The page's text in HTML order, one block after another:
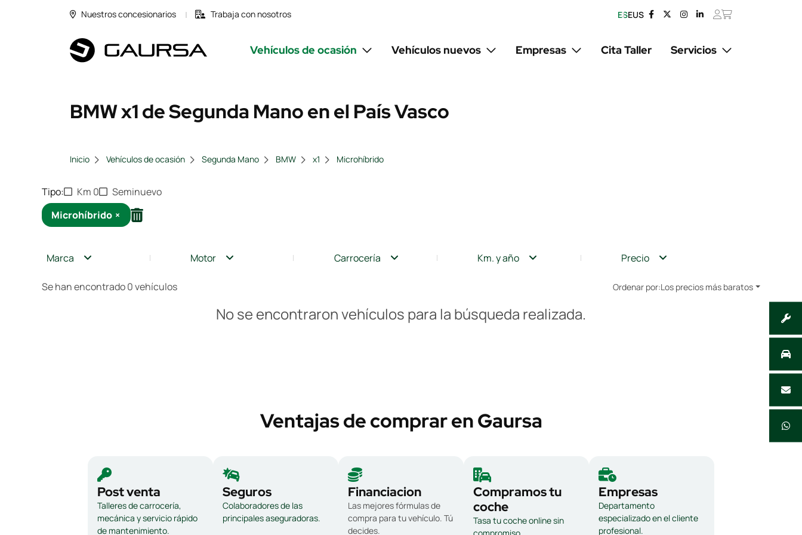
Nuestros concesionarios Trabaja con nosotros ESEUS
Vehículos de ocasión Vehículos nuevos Empresas Cita Taller Servicios
BMW x1 de Segunda Mano en el País Vasco
Inicio Vehículos de ocasión Segunda Mano BMW x1 Microhíbrido
Tipo Km 0
Seminuevo
Microhíbrido ×
Marca Motor Carrocería Km. y año Precio
Se han encontrado 0 vehículos Ordenar por:Los precios más baratos
No se encontraron vehículos para la búsqueda realizada.
Ventajas de comprar en Gaursa
Post venta
Talleres de carrocería,
mecánica y servicio rápido
de mantenimiento.
Seguros
Colaboradores de las
principales aseguradoras.
Financiacion
Las mejores fórmulas de
compra para tu vehículo. Tú
decides.
Compramos tu
coche
Tasa tu coche online sin
Empresas
Departamento
especializado en el cliente
profesional.